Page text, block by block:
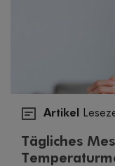
Artikel
Tägliches